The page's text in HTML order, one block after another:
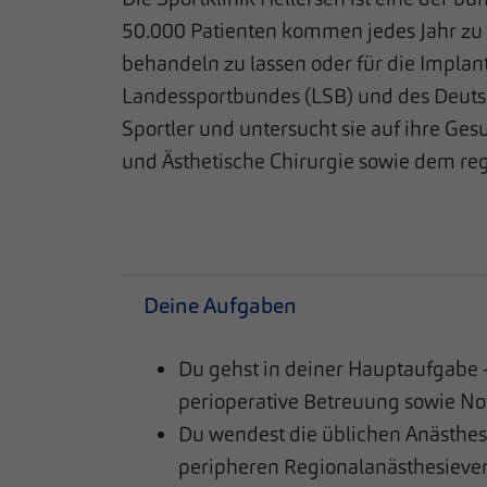
50.000 Patienten kommen jedes Jahr
behandeln zu lassen oder für die
Landessportbundes (LSB) und des
Sportler und untersucht sie auf ihre
und Ästhetische Chirurgie sowie dem
Deine Aufgaben
Du gehst in deiner
perioperative Betreuung sowie
Du wendest die üblichen
peripheren